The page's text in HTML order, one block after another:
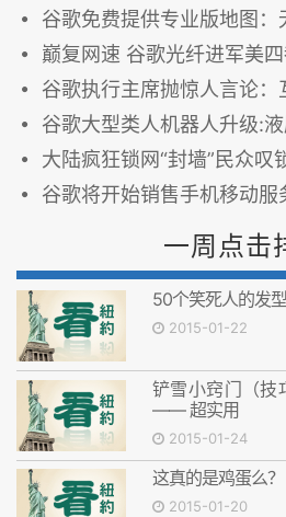
谷歌免费提供专业版地图：无
巅复网速 谷歌光纤进军美
谷歌执行主席抛惊人言论：
谷歌大型类人机器人升级:
大陆疯狂锁网“封墙”民众叹
谷歌将开始销售手机移动服
一周点击
50个笑死人的发
2015-01-22
铲雪小窍门（技
—— 超实用
2015-01-24
这真的是鸡蛋么？
2015-01-20